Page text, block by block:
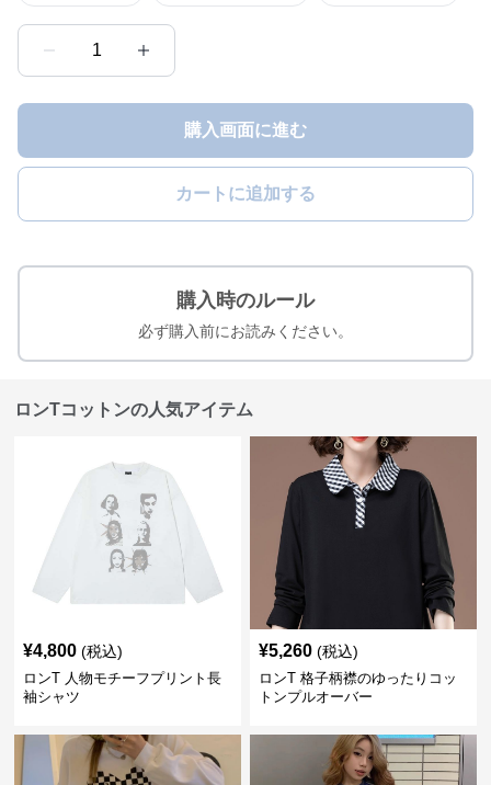
1
購入画面に進む
カートに追加する
購入時のルール
必ず購入前にお読みください。
ロンTコットンの人気アイテム
¥4,800 (税込)
ロンT 人物モチーフプリント長
袖シャツ
¥5,260 (税込)
ロンT 格子柄襟のゆったりコッ
トンプルオーバー